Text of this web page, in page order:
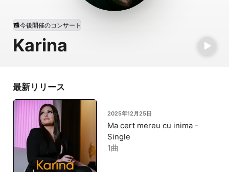
Karina
今後開催のコンサート
最新リリース
2025年12月25日
Ma cert mereu cu inima -
Single
1曲